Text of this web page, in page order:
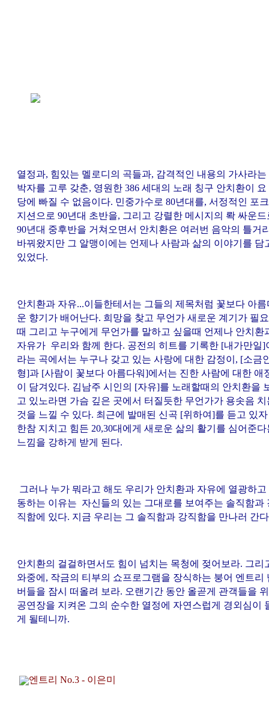
열정과, 힘있는 멜로디의 곡들과, 감격적인 내용의 가사라는
박자를 고루 갖춘, 영원한 386 세대의 노래 칭구 안치환이 요
당에 빠질 수 없음이다. 민중가수로 80년대를, 서정적인 포
지션으로 90년대 초반을, 그리고 강렬한 메시지의 롹 싸운드
90년대 중후반을 거쳐오면서 안치환은 여러번 음악의 틀거
바꿔왔지만 그 알맹이에는 언제나 사람과 삶의 이야기를 담
있었다.
안치환과 자유...이들한테서는 그들의 제목처럼 꽃보다 아름
운 향기가 배어난다. 희망을 찾고 무언가 새로운 계기가 필
때 그리고 누구에게 무언가를 말하고 싶을때 언제나 안치환
자유가 우리와 함께 한다. 공전의 히트를 기록한 [내가만일]
라는 곡에서는 누구나 갖고 있는 사랑에 대한 감정이, [소금
형]과 [사람이 꽃보다 아름다워]에서는 진한 사람에 대한 애
이 담겨있다. 김남주 시인의 [자유]를 노래할때의 안치환을
고 있노라면 가슴 깊은 곳에서 터질듯한 무언가가 용솟음 치
것을 느낄 수 있다. 최근에 발매된 신곡 [위하여]를 듣고 있
한참 지치고 힘든 20,30대에게 새로운 삶의 활기를 심어준다
느낌을 강하게 받게 된다.
그러나 누가 뭐라고 해도 우리가 안치환과 자유에 열광하고
동하는 이유는 자신들의 있는 그대로를 보여주는 솔직함과
직함에 있다. 지금 우리는 그 솔직함과 강직함을 만나러 간
안치환의 걸걸하면서도 힘이 넘치는 목청에 젖어보라. 그리
와중에, 작금의 티부의 쇼프로그램을 장식하는 붕어 엔트리
버들을 잠시 떠올려 보라. 오랜기간 동안 올곧게 관객들을
공연장을 지켜온 그의 순수한 열정에 자연스럽게 경외심이
게 될테니까.
엔트리 No.3 - 이은미